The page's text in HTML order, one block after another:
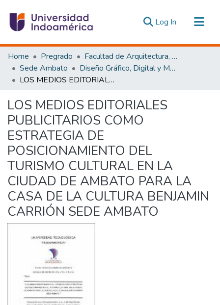
Log In (current)
Communities & Collections
All of DSpace
Statistics
Home Pregrado
Facultad de Arquitectura, Artes y Diseño
Sede Ambato
Diseño Gráfico, Digital y Multimedia Ambato
LOS MEDIOS EDITORIALES PUBLICITARIOS COMO ESTRATEGIA DE POSICIONAMIENTO DEL TURISMO CULTURAL EN LA CIUDAD DE AMBATO PARA LA CASA DE LA CULTURA BENJAMIN CARRIÓN SEDE AMBATO
LOS MEDIOS EDITORIALES
PUBLICITARIOS COMO
ESTRATEGIA DE
POSICIONAMIENTO DEL
TURISMO CULTURAL EN LA
CIUDAD DE AMBATO PARA LA
CASA DE LA CULTURA BENJAMIN
CARRIÓN SEDE AMBATO